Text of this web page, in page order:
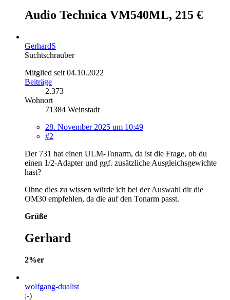
Audio Technica VM540ML, 215 €
GerhardS
Suchtschrauber
Mitglied seit 04.10.2022
Beiträge
2.373
Wohnort
71384 Weinstadt
28. November 2025 um 10:49
#2
Der 731 hat einen ULM-Tonarm, da ist die Frage, ob du
einen 1/2-Adapter und ggf. zusätzliche Ausgleichsgewichte
hast?
Ohne dies zu wissen würde ich bei der Auswahl dir die
OM30 empfehlen, da die auf den Tonarm passt.
Grüße
Gerhard
2%er
wolfgang-dualist
;-)